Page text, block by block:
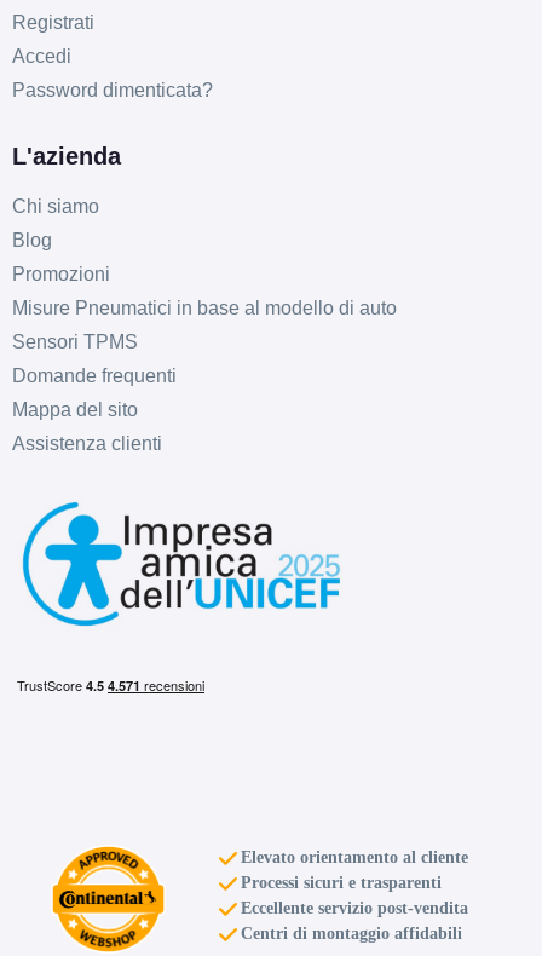
Registrati
Accedi
Password dimenticata?
L'azienda
Chi siamo
Blog
Promozioni
Misure Pneumatici in base al modello di auto
Sensori TPMS
Domande frequenti
Mappa del sito
Assistenza clienti
Elevato orientamento al cliente
Processi sicuri e trasparenti
Eccellente servizio post-vendita
Centri di montaggio affidabili